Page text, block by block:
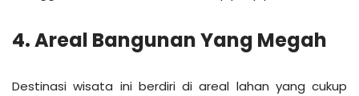
4. Areal Bangunan Yang Megah
Destinasi wisata ini berdiri di areal lahan yang cukup